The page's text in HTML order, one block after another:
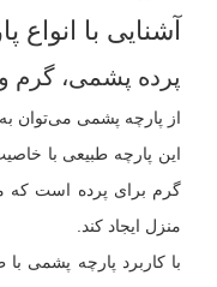
آشنایی با انواع
پرده پشمی، گرم
از پارچه پشمی می‌توان به
این پارچه طبیعی با
گرم برای پرده است که
منزل ایجاد کند.
با کاربرد پارچه پشمی